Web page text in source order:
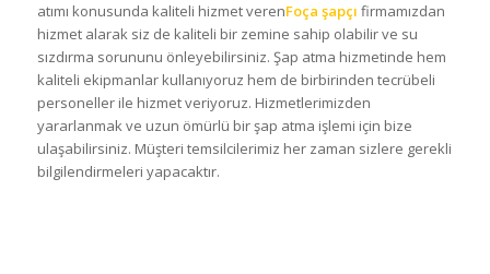
atımı konusunda kaliteli hizmet verenFoça şapçı firmamızdan
hizmet alarak siz de kaliteli bir zemine sahip olabilir ve su
sızdırma sorununu önleyebilirsiniz. Şap atma hizmetinde hem
kaliteli ekipmanlar kullanıyoruz hem de birbirinden tecrübeli
personeller ile hizmet veriyoruz. Hizmetlerimizden
yararlanmak ve uzun ömürlü bir şap atma işlemi için bize
ulaşabilirsiniz. Müşteri temsilcilerimiz her zaman sizlere gerekli
bilgilendirmeleri yapacaktır.